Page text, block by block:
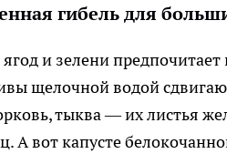
гибель для
и зелени
щелочной водой
тыква — их листья
А вот капусте